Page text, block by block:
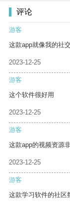
评论
游客
这款app就像我的社
2023-12-25
游客
这个软件很好用
2023-12-25
游客
这款app的视频资源
2023-12-25
游客
这款学习软件的社区